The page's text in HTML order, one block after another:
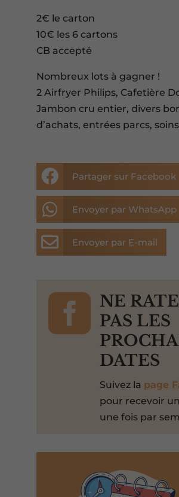
2€ le carton
10€ les 6 cartons
CB accepté
Nombreux lots à gagner !
2 Airfryer Philips, Cafetière
Jambon cru entier, divers
d’achats, entrées parcs,
 Partager sur Facebook
 Envoyer par WhatsApp
 Envoyer par E-mail

NE
PAS LES
DATES
Suivez la page
pour recevoir
une fois par